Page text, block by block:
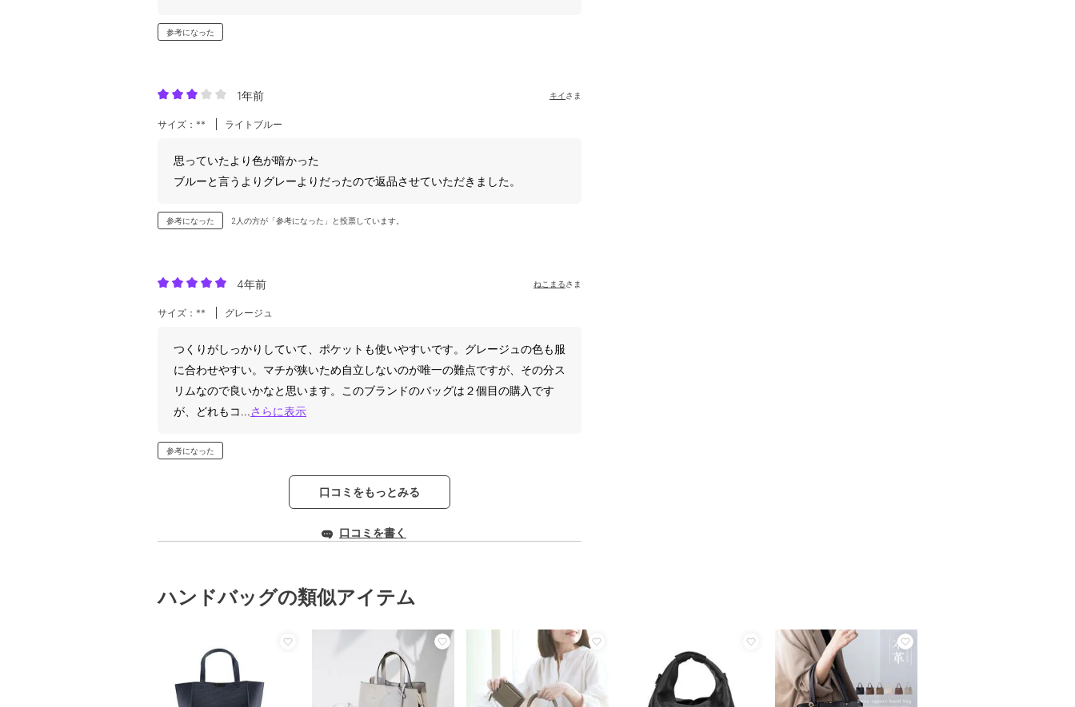
参考になった
1年前 キイ さま
サイズ：** ライトブルー
思っていたより色が暗かった
ブルーと言うよりグレーよりだったので返品させていただきました。
参考になった 2人の方が「参考になった」と投票しています。
4年前 ねこまるさま
サイズ：** グレージュ
つくりがしっかりしていて、ポケットも使いやすいです。グレージュの色も服
に合わせやすい。マチが狭いため自立しないのが唯一の難点ですが、その分ス
リムなので良いかなと思います。このブランドのバッグは２個目の購入です
が、どれもコ... さらに表示
参考になった
口コミをもっとみる
口コミを書く
ハンドバッグの類似アイテム